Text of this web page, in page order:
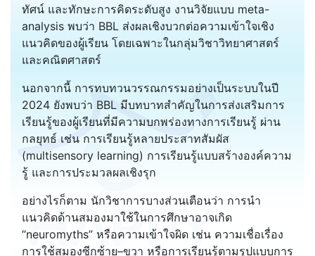
ทัศน์ และทักษะการคิดระดับสูง งานวิจัยแบบ meta-
analysis พบว่า BBL ส่งผลเชิงบวกต่อความเข้าใจเชิง
แนวคิดของผู้เรียน โดยเฉพาะในกลุ่มวิชาวิทยาศาสตร์
และคณิตศาสตร์
นอกจากนี้ การทบทวนวรรณกรรมอย่างเป็นระบบในปี
2024 ยังพบว่า BBL มีบทบาทสำคัญในการส่งเสริมการ
เรียนรู้ของผู้เรียนที่มีความบกพร่องทางการเรียนรู้ ผ่าน
กลยุทธ์ เช่น การเรียนรู้หลายประสาทสัมผัส
(multisensory learning) การเรียนรู้แบบสร้างองค์ความ
รู้ และการประมวลผลเชิงรุก
อย่างไรก็ตาม นักวิชาการบางส่วนเตือนว่า การนำ
แนวคิดด้านสมองมาใช้ในการศึกษาอาจเกิด
“neuromyths” หรือความเข้าใจผิด เช่น ความเชื่อเรื่อง
การใช้สมองซีกซ้าย–ขวา หรือการเรียนรู้ตามรูปแบบการ